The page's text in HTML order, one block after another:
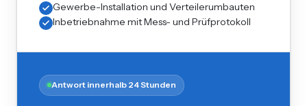
Gewerbe-Installation und Verteilerumbauten
Inbetriebnahme mit Mess- und Prüfprotokoll
Antwort innerhalb 24 Stunden